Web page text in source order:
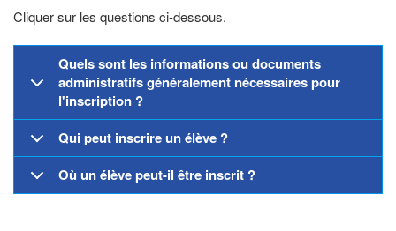
Cliquer sur les questions ci-dessous.
Quels sont les informations ou documents
administratifs généralement nécessaires pour
l'inscription ?
Qui peut inscrire un élève ?
Où un élève peut-il être inscrit ?